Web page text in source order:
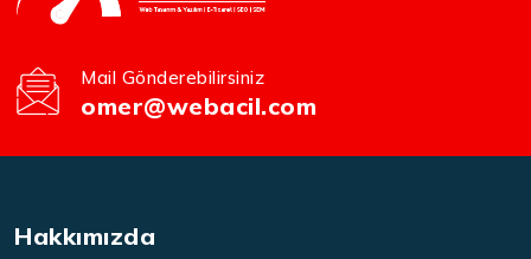
Mail Gönderebilirsiniz
omer@webacil.com
Hakkımızda